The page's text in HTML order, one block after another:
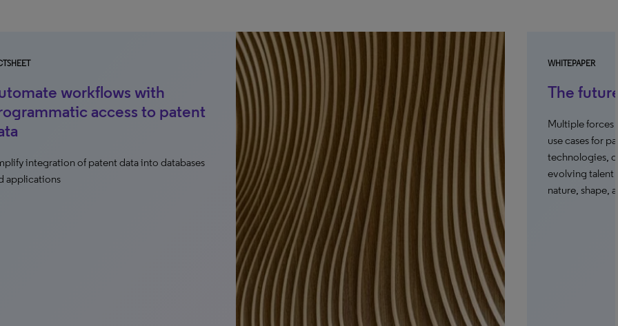
workflows with
access to patent
integration of patent data into databases
applications
WHITEPAPER
The
Multiple forces
use cases for
technologies,
evolving talent
nature, shape,